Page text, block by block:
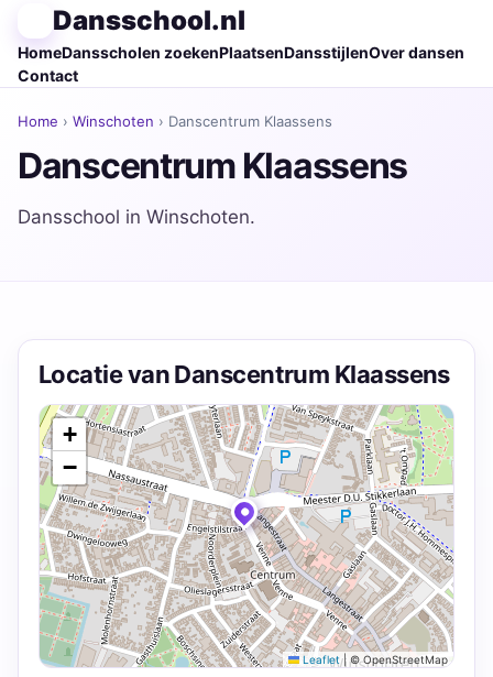
Dansschool.nl
HomeDansscholen zoekenPlaatsenDansstijlenOver dansen
Contact
Home › Winschoten › Danscentrum Klaassens
Danscentrum Klaassens
Dansschool in Winschoten.
Locatie van Danscentrum Klaassens
+
−
Leaflet | © OpenStreetMap